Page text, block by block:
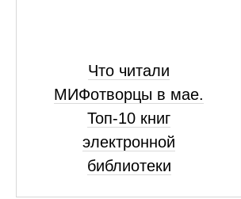
Что читали
МИФотворцы в мае.
Топ-10 книг
электронной
библиотеки